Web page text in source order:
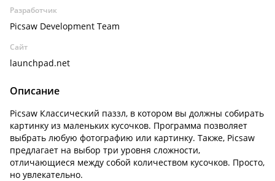
Разработчик
Picsaw Development Team
Сайт
launchpad.net
Описание
Picsaw Классический паззл, в котором вы должны собирать
картинку из маленьких кусочков. Программа позволяет
выбрать любую фотографию или картинку. Также, Picsaw
предлагает на выбор три уровня сложности,
отличающиеся между собой количеством кусочков. Просто,
но увлекательно.